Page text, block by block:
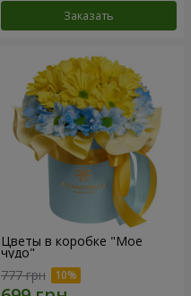
Заказать
Цветы в коробке "Мое
чудо"
777 грн